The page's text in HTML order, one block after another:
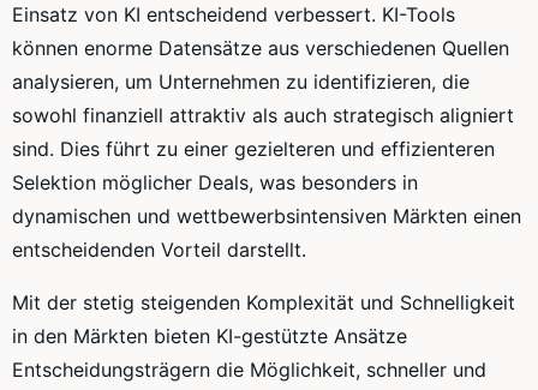
Einsatz von KI entscheidend verbessert. KI-Tools
können enorme Datensätze aus verschiedenen Quellen
analysieren, um Unternehmen zu identifizieren, die
sowohl finanziell attraktiv als auch strategisch aligniert
sind. Dies führt zu einer gezielteren und effizienteren
Selektion möglicher Deals, was besonders in
dynamischen und wettbewerbsintensiven Märkten einen
entscheidenden Vorteil darstellt.
Mit der stetig steigenden Komplexität und Schnelligkeit
in den Märkten bieten KI-gestützte Ansätze
Entscheidungsträgern die Möglichkeit, schneller und